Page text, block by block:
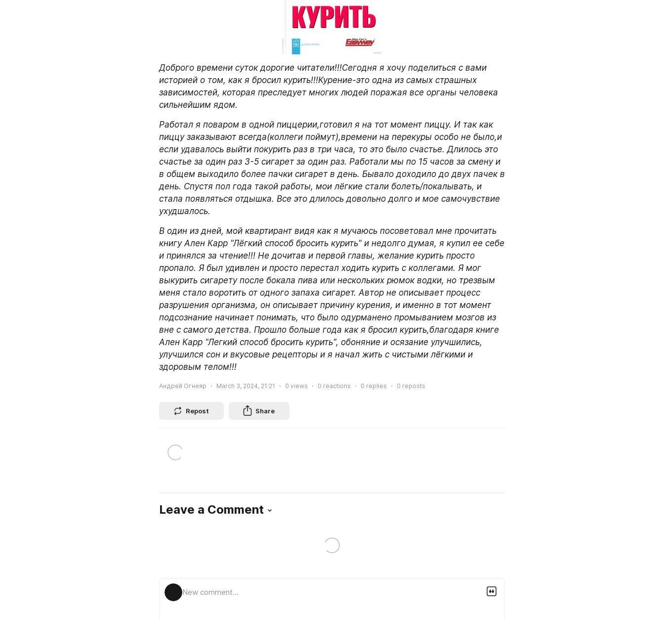
Доброго времени суток дорогие читатели!!!Сегодня я хочу поделиться с вами
историей о том, как я бросил курить!!!Курение-это одна из самых страшных
зависимостей, которая преследует многих людей поражая все органы человека
сильнейшим ядом.
Работал я поваром в одной пиццерии,готовил я на тот момент пиццу. И так как
пиццу заказывают всегда(коллеги поймут),времени на перекуры особо не было,и
если удавалось выйти покурить раз в три часа, то это было счастье. Длилось это
счастье за один раз 3-5 сигарет за один раз. Работали мы по 15 часов за смену и
в общем выходило более пачки сигарет в день. Бывало доходило до двух пачек в
день. Спустя пол года такой работы, мои лёгкие стали болеть/покалывать, и
стала появляться отдышка. Все это длилось довольно долго и мое самочувствие
ухудшалось.
В один из дней, мой квартирант видя как я мучаюсь посоветовал мне прочитать
книгу Ален Карр "Лёгкий способ бросить курить" и недолго думая, я купил ее себе
и принялся за чтение!!! Не дочитав и первой главы, желание курить просто
пропало. Я был удивлен и просто перестал ходить курить с коллегами. Я мог
выкурить сигарету после бокала пива или нескольких рюмок водки, но трезвым
меня стало воротить от одного запаха сигарет. Автор не описывает процесс
разрушения организма, он описывает причину курения, и именно в тот момент
подсознание начинает понимать, что было одурманено промыванием мозгов из
вне с самого детства. Прошло больше года как я бросил курить,благодаря книге
Ален Карр "Легкий способ бросить курить", обоняние и осязание улучшились,
улучшился сон и вкусовые рецепторы и я начал жить с чистыми лёгкими и
здоровым телом!!!
Андрей Огнеяр March 3, 2024, 21:21 0 views 0 reactions 0 replies 0 reposts
Repost Share
Leave a Comment